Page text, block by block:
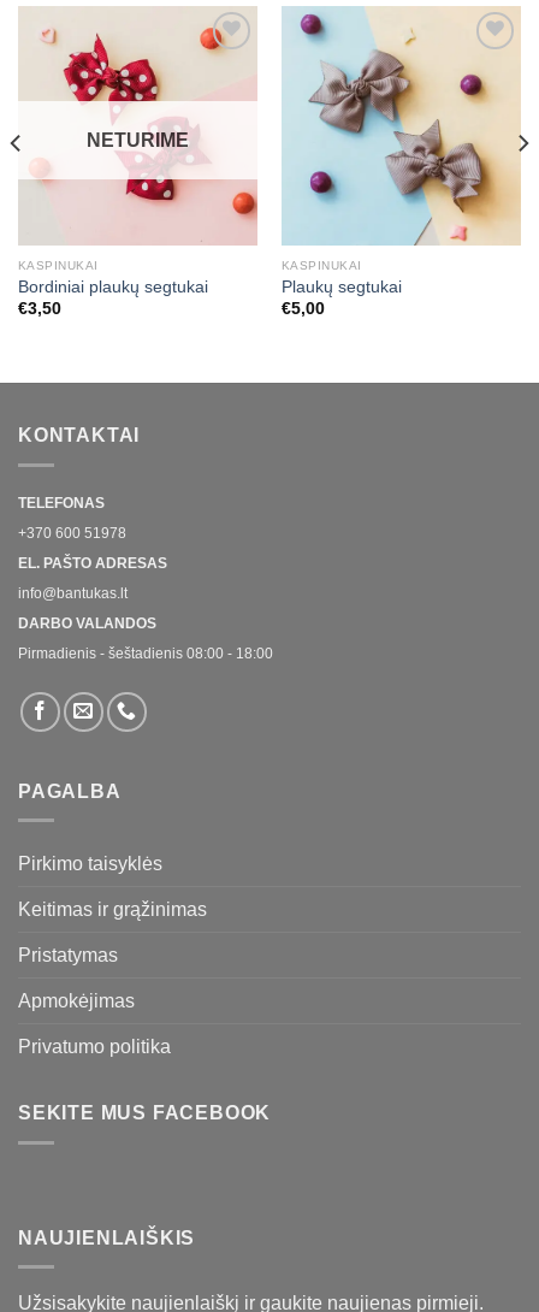
Mėgstamiausias
NETURIME
KASPINUKAI
Bordiniai plaukų segtukai
€3,50
Mėgstamiausias
KASPINUKAI
Plaukų segtukai
€5,00
KONTAKTAI
TELEFONAS
+370 600 51978
EL. PAŠTO ADRESAS
info@bantukas.lt
DARBO VALANDOS
Pirmadienis - šeštadienis 08:00 - 18:00
PAGALBA
Pirkimo taisyklės
Keitimas ir grąžinimas
Pristatymas
Apmokėjimas
Privatumo politika
SEKITE MUS FACEBOOK
NAUJIENLAIŠKIS
Užsisakykite naujienlaiškį ir gaukite naujienas pirmieji.